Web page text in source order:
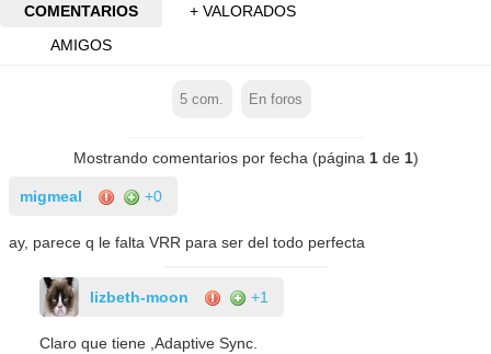
COMENTARIOS
+ VALORADOS
AMIGOS
5 com. En foros
Mostrando comentarios por fecha (página 1de 1)
migmeal +0
ay, parece q le falta VRR para ser del todo perfecta
lizbeth-moon +1
Claro que tiene ,Adaptive Sync.